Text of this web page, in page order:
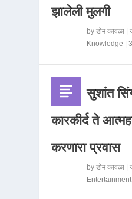
झालेली मुलगी
byडोम कावळा |
Knowledge |
सुशांत
कारकीर्द ते
करणारा प्रवास
byडोम कावळा |
Entertainment